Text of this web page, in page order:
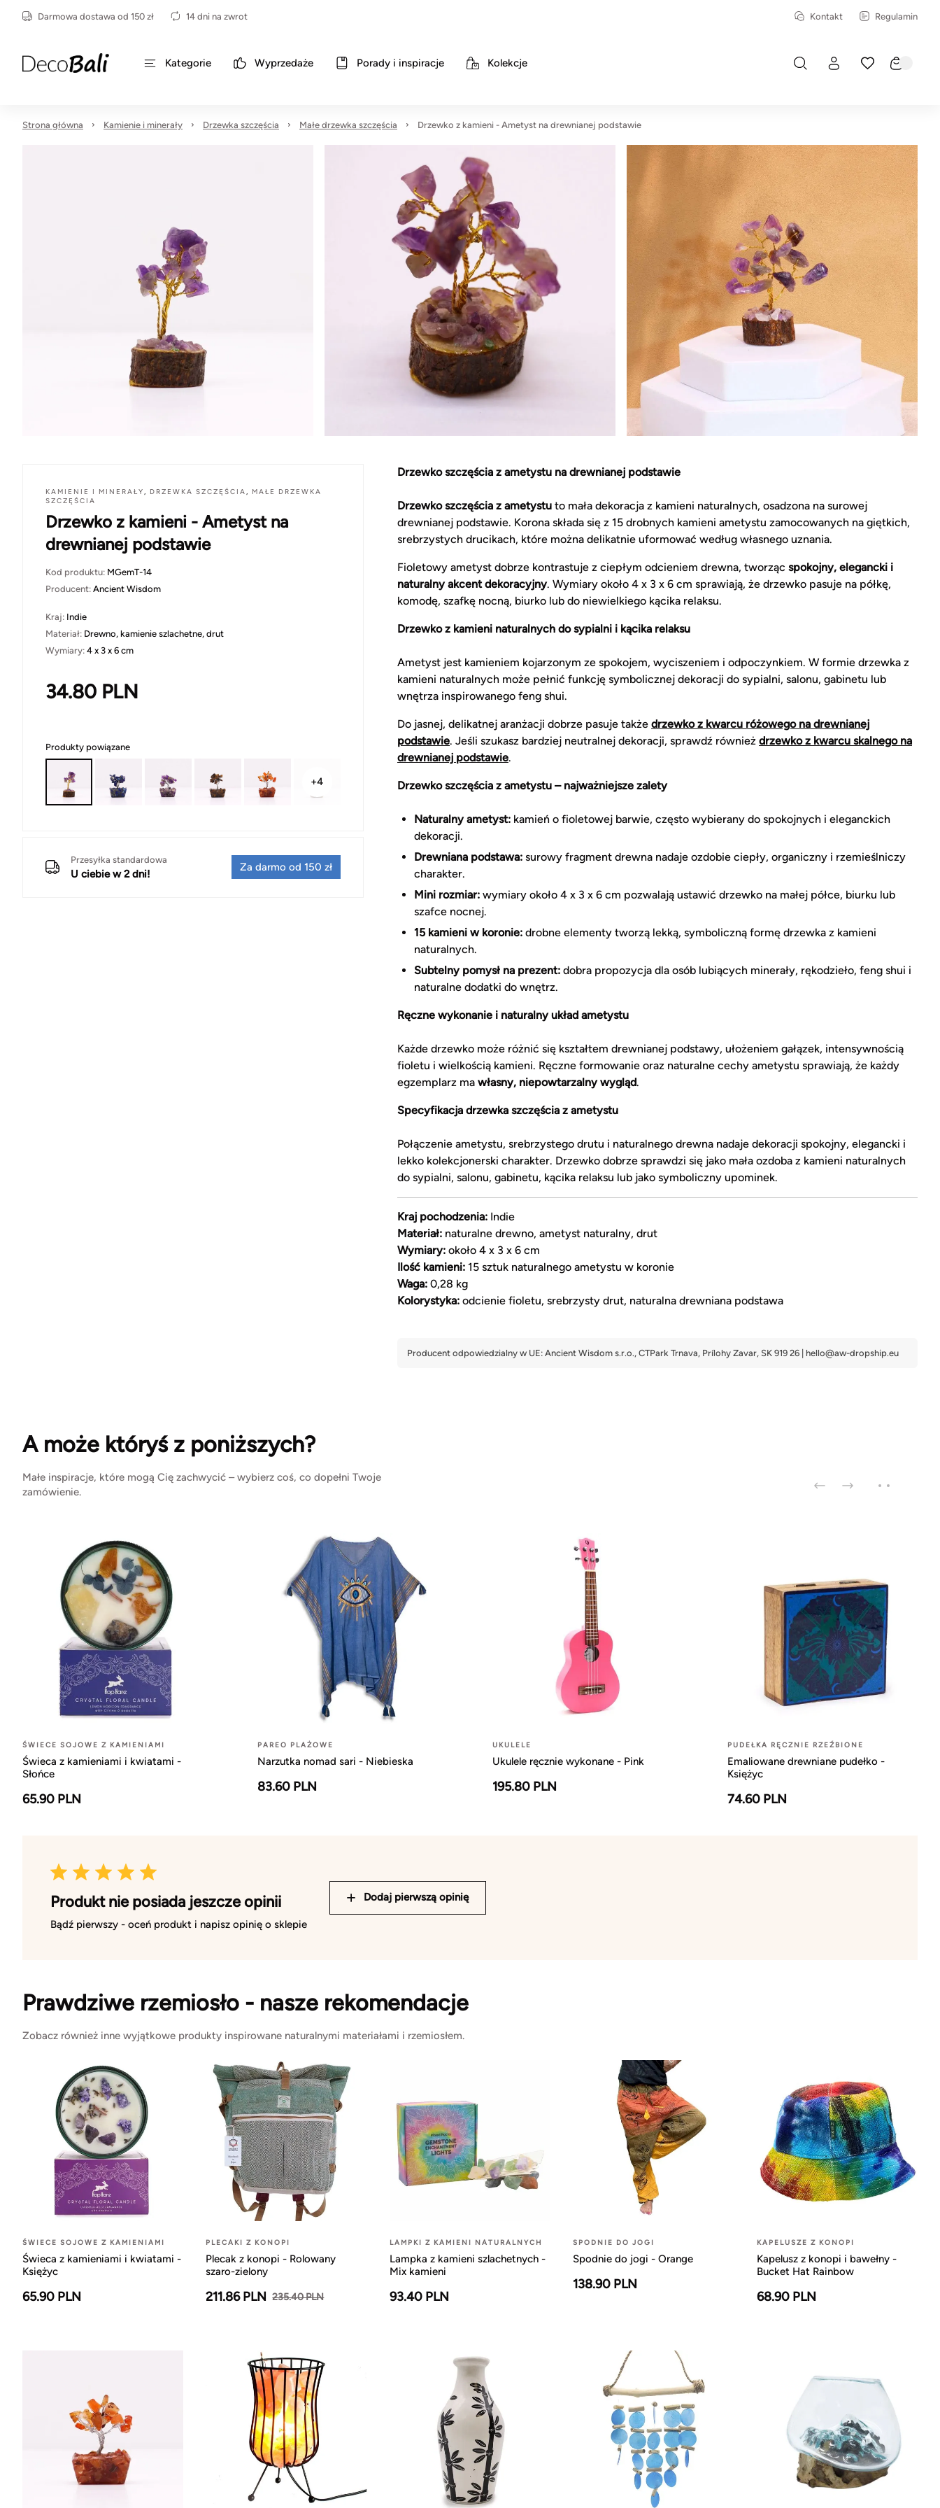
Darmowa dostawa od 150 zł 14 dni na zwrot Kontakt Regulamin
Kategorie Wyprzedaże Porady i inspiracje Kolekcje
Strona główna Kamienie i minerały Drzewka szczęścia Małe drzewka szczęścia Drzewko z kamieni - Ametyst na drewnianej podstawie
KAMIENIE I MINERAŁY, DRZEWKA SZCZĘŚCIA, MAŁE DRZEWKA
SZCZĘŚCIA
Drzewko z kamieni - Ametyst na
drewnianej podstawie
Kod produktu: MGemT-14
Producent: Ancient Wisdom
Kraj: Indie
Materiał: Drewno, kamienie szlachetne, drut
Wymiary: 4 x 3 x 6 cm
34.80 PLN
Produkty powiązane
+4
Przesyłka standardowa
U ciebie w 2 dni!
Za darmo od 150 zł
Drzewko szczęścia z ametystu na drewnianej podstawie
Drzewko szczęścia z ametystu to mała dekoracja z kamieni naturalnych, osadzona na surowej
drewnianej podstawie. Korona składa się z 15 drobnych kamieni ametystu zamocowanych na giętkich,
srebrzystych drucikach, które można delikatnie uformować według własnego uznania.
Fioletowy ametyst dobrze kontrastuje z ciepłym odcieniem drewna, tworząc spokojny, elegancki i
naturalny akcent dekoracyjny. Wymiary około 4 x 3 x 6 cm sprawiają, że drzewko pasuje na półkę,
komodę, szafkę nocną, biurko lub do niewielkiego kącika relaksu.
Drzewko z kamieni naturalnych do sypialni i kącika relaksu
Ametyst jest kamieniem kojarzonym ze spokojem, wyciszeniem i odpoczynkiem. W formie drzewka z
kamieni naturalnych może pełnić funkcję symbolicznej dekoracji do sypialni, salonu, gabinetu lub
wnętrza inspirowanego feng shui.
Do jasnej, delikatnej aranżacji dobrze pasuje także drzewko z kwarcu różowego na drewnianej
podstawie. Jeśli szukasz bardziej neutralnej dekoracji, sprawdź również drzewko z kwarcu skalnego na
drewnianej podstawie.
Drzewko szczęścia z ametystu – najważniejsze zalety
Naturalny ametyst: kamień o fioletowej barwie, często wybierany do spokojnych i eleganckich
dekoracji.
Drewniana podstawa: surowy fragment drewna nadaje ozdobie ciepły, organiczny i rzemieślniczy
charakter.
Mini rozmiar: wymiary około 4 x 3 x 6 cm pozwalają ustawić drzewko na małej półce, biurku lub
szafce nocnej.
15 kamieni w koronie: drobne elementy tworzą lekką, symboliczną formę drzewka z kamieni
naturalnych.
Subtelny pomysł na prezent: dobra propozycja dla osób lubiących minerały, rękodzieło, feng shui i
naturalne dodatki do wnętrz.
Ręczne wykonanie i naturalny układ ametystu
Każde drzewko może różnić się kształtem drewnianej podstawy, ułożeniem gałązek, intensywnością
fioletu i wielkością kamieni. Ręczne formowanie oraz naturalne cechy ametystu sprawiają, że każdy
egzemplarz ma własny, niepowtarzalny wygląd.
Specyfikacja drzewka szczęścia z ametystu
Połączenie ametystu, srebrzystego drutu i naturalnego drewna nadaje dekoracji spokojny, elegancki i
lekko kolekcjonerski charakter. Drzewko dobrze sprawdzi się jako mała ozdoba z kamieni naturalnych
do sypialni, salonu, gabinetu, kącika relaksu lub jako symboliczny upominek.
Kraj pochodzenia: Indie
Materiał: naturalne drewno, ametyst naturalny, drut
Wymiary: około 4 x 3 x 6 cm
Ilość kamieni: 15 sztuk naturalnego ametystu w koronie
Waga: 0,28 kg
Kolorystyka: odcienie fioletu, srebrzysty drut, naturalna drewniana podstawa
A może któryś z poniższych?
Małe inspiracje, które mogą Cię zachwycić – wybierz coś, co dopełni Twoje
zamówienie.
ŚWIECE SOJOWE Z KAMIENIAMI
Świeca z kamieniami i kwiatami -
Słońce
65.90 PLN
PAREO PLAŻOWE
Narzutka nomad sari - Niebieska
83.60 PLN
UKULELE
Ukulele ręcznie wykonane - Pink
195.80 PLN
PUDEŁKA RĘCZNIE RZEŹBIONE
Emaliowane drewniane pudełko -
Księżyc
74.60 PLN
Produkt nie posiada jeszcze opinii
Bądź pierwszy - oceń produkt i napisz opinię o sklepie
Dodaj pierwszą opinię
Prawdziwe rzemiosło - nasze rekomendacje
Zobacz również inne wyjątkowe produkty inspirowane naturalnymi materiałami i rzemiosłem.
ŚWIECE SOJOWE Z KAMIENIAMI
Świeca z kamieniami i kwiatami -
Księżyc
65.90 PLN
PLECAKI Z KONOPI
Plecak z konopi - Rolowany
szaro-zielony
211.86 PLN 235.40 PLN
LAMPKI Z KAMIENI NATURALNYCH
Lampka z kamieni szlachetnych -
Mix kamieni
93.40 PLN
SPODNIE DO JOGI
Spodnie do jogi - Orange
138.90 PLN
KAPELUSZE Z KONOPI
Kapelusz z konopi i bawełny -
Bucket Hat Rainbow
68.90 PLN